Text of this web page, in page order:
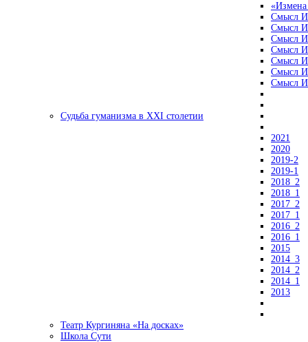
«Измена
Смысл
Смысл
Смысл
Смысл
Смысл
Смысл
Смысл
Судьба гуманизма в XXI столетии
2021
2020
2019-2
2019-1
2018_2
2018_1
2017_2
2017_1
2016_2
2016_1
2015
2014_3
2014_2
2014_1
2013
Театр Кургиняна «На досках»
Школа Сути